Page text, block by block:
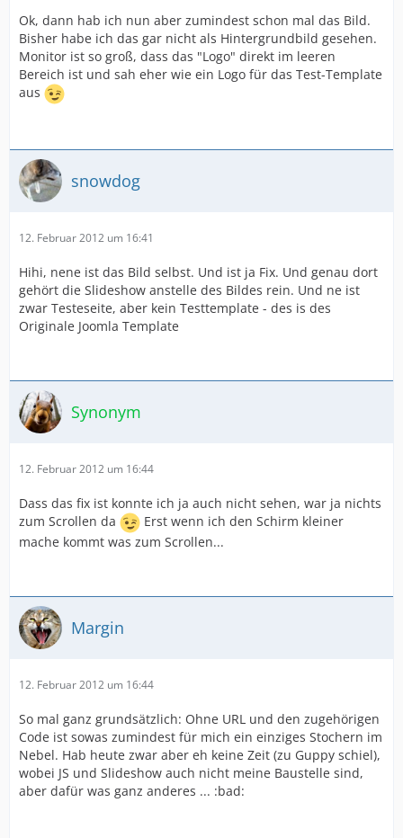
Ok, dann hab ich nun aber zumindest schon mal das Bild.
Bisher habe ich das gar nicht als Hintergrundbild gesehen.
Monitor ist so groß, dass das "Logo" direkt im leeren
Bereich ist und sah eher wie ein Logo für das Test-Template
aus
snowdog
12. Februar 2012 um 16:41
Hihi, nene ist das Bild selbst. Und ist ja Fix. Und genau dort
gehört die Slideshow anstelle des Bildes rein. Und ne ist
zwar Testeseite, aber kein Testtemplate - des is des
Originale Joomla Template
Synonym
12. Februar 2012 um 16:44
Dass das fix ist konnte ich ja auch nicht sehen, war ja nichts
zum Scrollen da
Erst wenn ich den Schirm kleiner
mache kommt was zum Scrollen...
Margin
12. Februar 2012 um 16:44
So mal ganz grundsätzlich: Ohne URL und den zugehörigen
Code ist sowas zumindest für mich ein einziges Stochern im
Nebel. Hab heute zwar aber eh keine Zeit (zu Guppy schiel),
wobei JS und Slideshow auch nicht meine Baustelle sind,
aber dafür was ganz anderes ... :bad: